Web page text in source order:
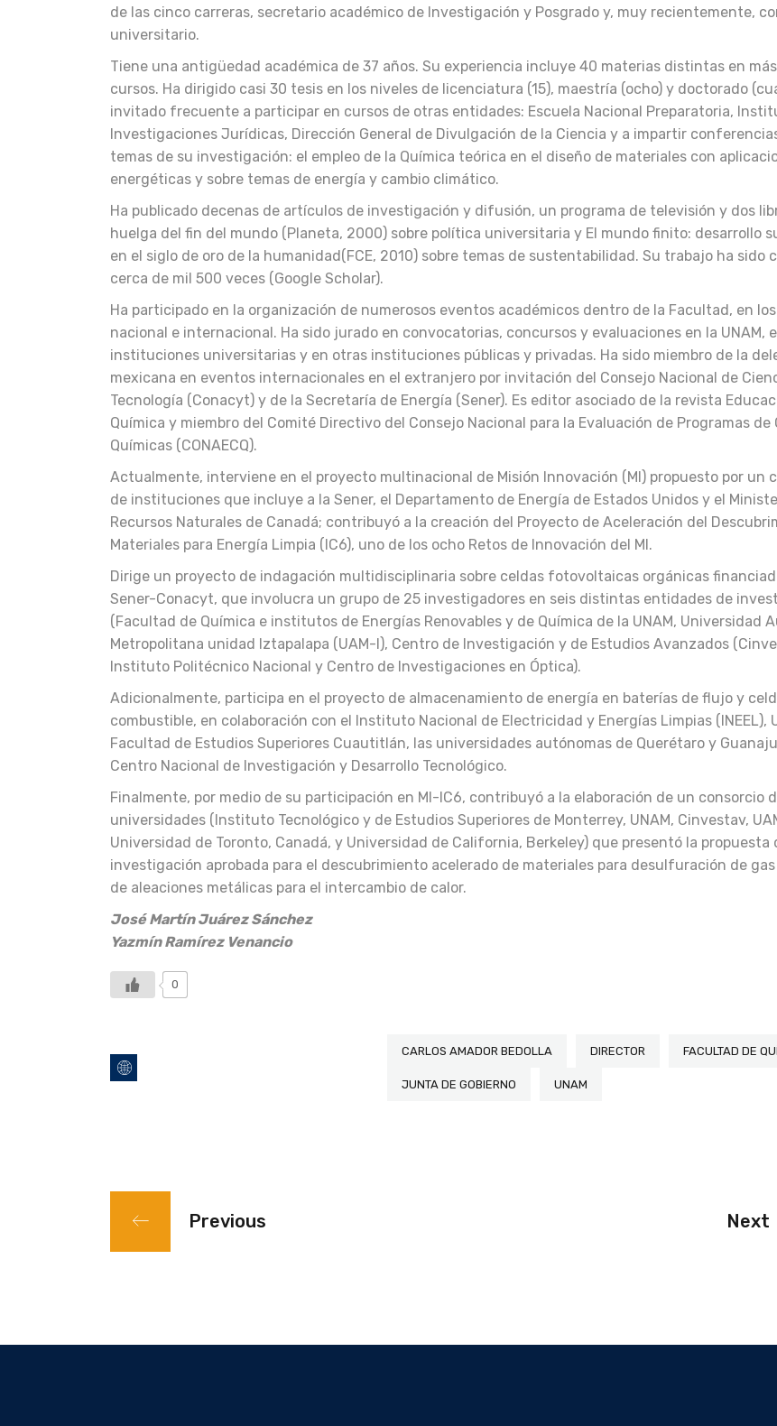
de las cinco carreras, secretario académico de Investigación y Posgrado y, muy recientemente,
universitario.
Tiene una antigüedad académica de 37 años. Su experiencia incluye 40 materias distintas en
cursos. Ha dirigido casi 30 tesis en los niveles de licenciatura (15), maestría (ocho) y doctorado
invitado frecuente a participar en cursos de otras entidades: Escuela Nacional Preparatoria,
Investigaciones Jurídicas, Dirección General de Divulgación de la Ciencia y a impartir
temas de su investigación: el empleo de la Química teórica en el diseño de materiales con
energéticas y sobre temas de energía y cambio climático.
Ha publicado decenas de artículos de investigación y difusión, un programa de televisión y dos
huelga del fin del mundo (Planeta, 2000) sobre política universitaria y El mundo finito: desarrollo
en el siglo de oro de la humanidad(FCE, 2010) sobre temas de sustentabilidad. Su trabajo ha sido
cerca de mil 500 veces (Google Scholar).
Ha participado en la organización de numerosos eventos académicos dentro de la Facultad, en
nacional e internacional. Ha sido jurado en convocatorias, concursos y evaluaciones en la UNAM,
instituciones universitarias y en otras instituciones públicas y privadas. Ha sido miembro de la
mexicana en eventos internacionales en el extranjero por invitación del Consejo Nacional de
Tecnología (Conacyt) y de la Secretaría de Energía (Sener). Es editor asociado de la revista
Química y miembro del Comité Directivo del Consejo Nacional para la Evaluación de Programas de
Químicas (CONAECQ).
Actualmente, interviene en el proyecto multinacional de Misión Innovación (MI) propuesto por un
de instituciones que incluye a la Sener, el Departamento de Energía de Estados Unidos y el
Recursos Naturales de Canadá; contribuyó a la creación del Proyecto de Aceleración del
Materiales para Energía Limpia (IC6), uno de los ocho Retos de Innovación del MI.
Dirige un proyecto de indagación multidisciplinaria sobre celdas fotovoltaicas orgánicas
Sener-Conacyt, que involucra un grupo de 25 investigadores en seis distintas entidades de
(Facultad de Química e institutos de Energías Renovables y de Química de la UNAM, Universidad
Metropolitana unidad Iztapalapa (UAM-I), Centro de Investigación y de Estudios Avanzados
Instituto Politécnico Nacional y Centro de Investigaciones en Óptica).
Adicionalmente, participa en el proyecto de almacenamiento de energía en baterías de flujo y
combustible, en colaboración con el Instituto Nacional de Electricidad y Energías Limpias (INEEL),
Facultad de Estudios Superiores Cuautitlán, las universidades autónomas de Querétaro y
Centro Nacional de Investigación y Desarrollo Tecnológico.
Finalmente, por medio de su participación en MI-IC6, contribuyó a la elaboración de un consorcio
universidades (Instituto Tecnológico y de Estudios Superiores de Monterrey, UNAM, Cinvestav,
Universidad de Toronto, Canadá, y Universidad de California, Berkeley) que presentó la propuesta
investigación aprobada para el descubrimiento acelerado de materiales para desulfuración de
de aleaciones metálicas para el intercambio de calor.
José Martín Juárez Sánchez
Yazmín Ramírez Venancio
0
CARLOS AMADOR BEDOLLA DIRECTOR FACULTAD DE
JUNTA DE GOBIERNO UNAM
Previous Next